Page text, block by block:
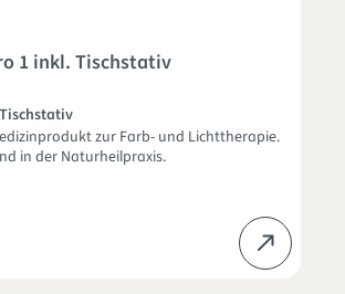
1 inkl. Tischstativ
zur Farb- und Lichttherapie.
in der Naturheilpraxis.